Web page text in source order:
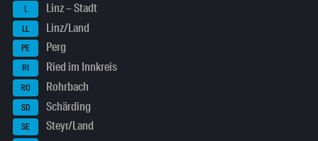
L Linz – Stadt
LL Linz/Land
PE Perg
RI Ried im Innkreis
RO Rohrbach
SD Schärding
SE Steyr/Land